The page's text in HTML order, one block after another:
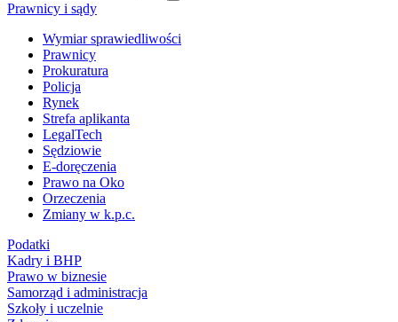
Prawnicy i sądy
Wymiar sprawiedliwości
Prawnicy
Prokuratura
Policja
Rynek
Strefa aplikanta
LegalTech
Sędziowie
E-doręczenia
Prawo na Oko
Orzeczenia
Zmiany w k.p.c.
Podatki
Kadry i BHP
Prawo w biznesie
Samorząd i administracja
Szkoły i uczelnie